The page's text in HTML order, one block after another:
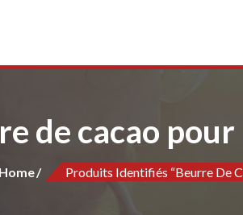
de cacao
Home Produits Identifiés “beurre De